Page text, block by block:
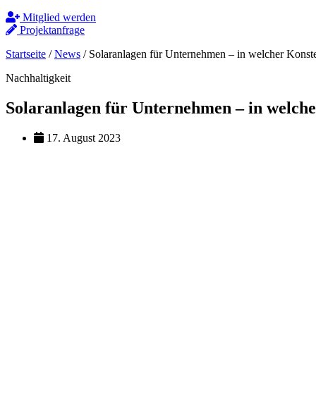
Mitglied werden
Projektanfrage
Startseite /News / Solaranlagen für Unternehmen – in welcher
Nachhaltigkeit
Solaranlagen für Unternehmen – in
17. August 2023